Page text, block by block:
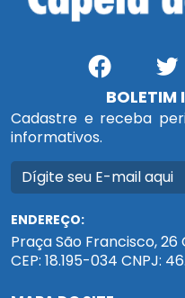
BOLETIM
Cadastre e receba
informativos.
ENDEREÇO:
Praça São Francisco,
CEP: 18.195-034 CNPJ: